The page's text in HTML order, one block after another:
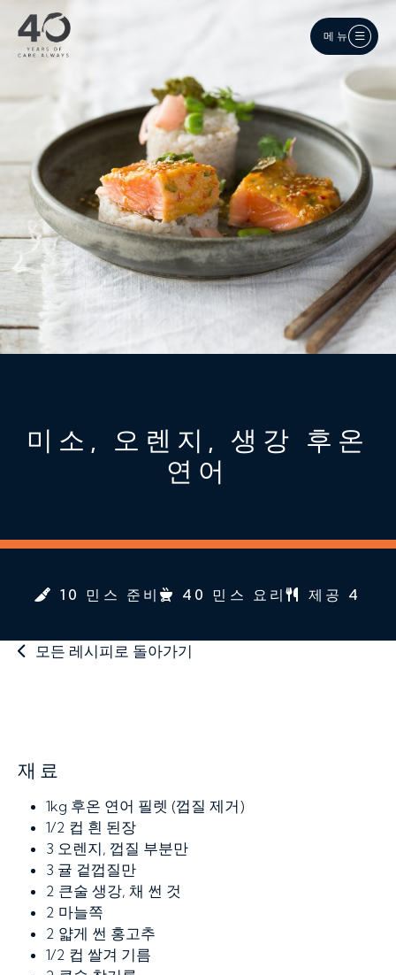
메인 콘텐츠로 건너뛰기
메뉴
미소, 오렌지, 생강 후온
연어
10 민스 준비 40 민스 요리 제공 4
모든 레시피로 돌아가기
재료
1kg 후온 연어 필렛 (껍질 제거)
1/2 컵 흰 된장
3 오렌지, 껍질 부분만
3 귤 겉껍질만
2 큰술 생강, 채 썬 것
2 마늘쪽
2 얇게 썬 홍고추
1/2 컵 쌀겨 기름